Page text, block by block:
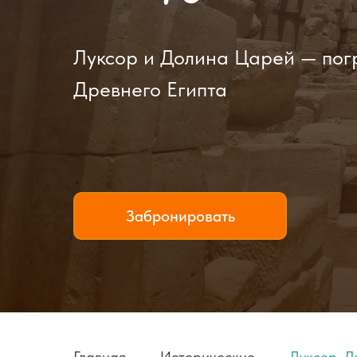
Забронировать
Луксор и Долина Царей —
Древнего Египта